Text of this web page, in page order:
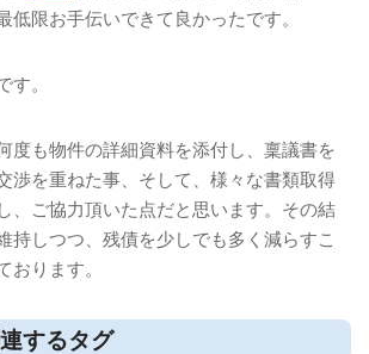
低限お手伝いできて良かったです。
す。
度も物件の詳細資料を添付し、稟議書を
渉を重ねた事、そして、様々な書類取得
、ご協力頂いた点だと思います。その結
持しつつ、残債を少しでも多く減らすこ
おります。
するタグ